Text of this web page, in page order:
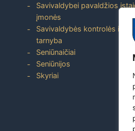
Savivaldybei pavaldžios
įmonės
Savivaldybės kontrolės ir
tarnyba
Seniūnaičiai
Seniūnijos
Skyriai